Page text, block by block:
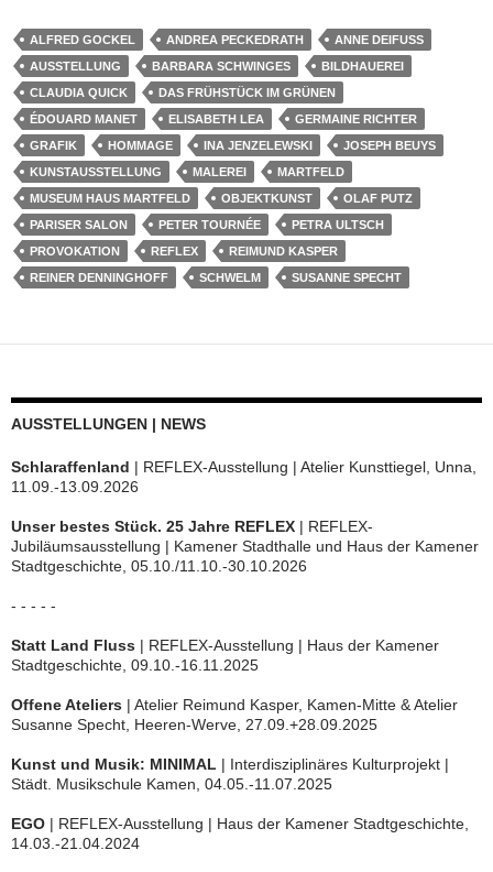
ALFRED GOCKEL ANDREA PECKEDRATH
ANNE DEIFUSS
AUSSTELLUNG
BARBARA SCHWINGES
BILDHAUEREI
CLAUDIA QUICK
DAS FRÜHSTÜCK IM GRÜNEN
ÉDOUARD MANET
ELISABETH LEA
GERMAINE RICHTER
GRAFIK
HOMMAGE INA JENZELEWSKI
JOSEPH BEUYS
KUNSTAUSSTELLUNG
MALEREI
MARTFELD
MUSEUM HAUS MARTFELD
OBJEKTKUNST
OLAF PUTZ
PARISER SALON
PETER TOURNÉE
PETRA ULTSCH
PROVOKATION
REFLEX
REIMUND KASPER
REINER DENNINGHOFF
SCHWELM SUSANNE SPECHT
AUSSTELLUNGEN | NEWS
Schlaraffenland | REFLEX-Ausstellung | Atelier Kunsttiegel, Unna,
11.09.-13.09.2026
Unser bestes Stück. 25 Jahre REFLEX | REFLEX-
Jubiläumsausstellung | Kamener Stadthalle und Haus der Kamener
Stadtgeschichte, 05.10./11.10.-30.10.2026
- - - - -
Statt Land Fluss | REFLEX-Ausstellung | Haus der Kamener
Stadtgeschichte, 09.10.-16.11.2025
Offene Ateliers | Atelier Reimund Kasper, Kamen-Mitte & Atelier
Susanne Specht, Heeren-Werve, 27.09.+28.09.2025
Kunst und Musik: MINIMAL | Interdisziplinäres Kulturprojekt |
Städt. Musikschule Kamen, 04.05.-11.07.2025
EGO | REFLEX-Ausstellung | Haus der Kamener Stadtgeschichte,
14.03.-21.04.2024